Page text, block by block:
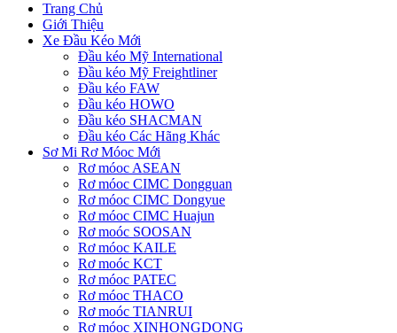
Trang Chủ
Giới Thiệu
Xe Đầu Kéo Mới
Đầu kéo Mỹ International
Đầu kéo Mỹ Freightliner
Đầu kéo FAW
Đầu kéo HOWO
Đầu kéo SHACMAN
Đầu kéo Các Hãng Khác
Sơ Mi Rơ Móoc Mới
Rơ móoc ASEAN
Rơ móoc CIMC Dongguan
Rơ móoc CIMC Dongyue
Rơ móoc CIMC Huajun
Rơ moóc SOOSAN
Rơ móoc KAILE
Rơ moóc KCT
Rơ móoc PATEC
Rơ móoc THACO
Rơ moóc TIANRUI
Rơ móoc XINHONGDONG